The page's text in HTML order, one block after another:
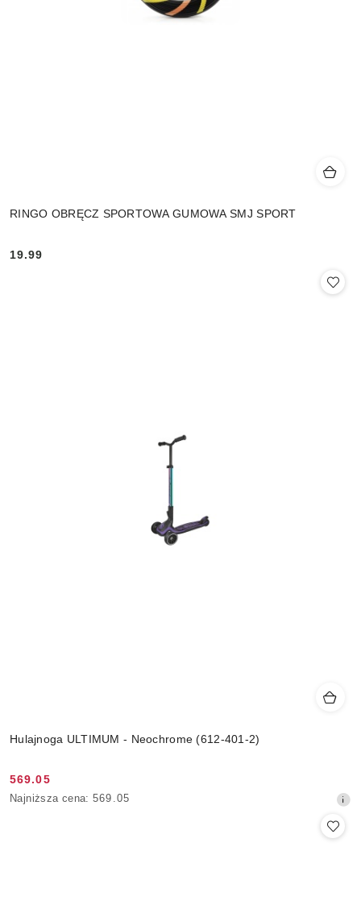
RINGO OBRĘCZ SPORTOWA GUMOWA SMJ SPORT
Cena:
19.99
Hulajnoga ULTIMUM - Neochrome (612-401-2)
Cena
promocyjna:
569.05
Najniższa
Najniższa cena: 569.05